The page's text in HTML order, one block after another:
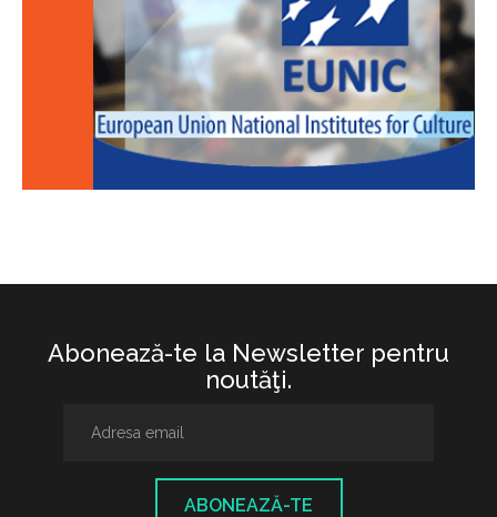
Abonează-te la Newsletter pentru
noutăţi.
ABONEAZĂ-TE